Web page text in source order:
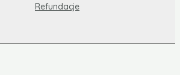
Refundacje